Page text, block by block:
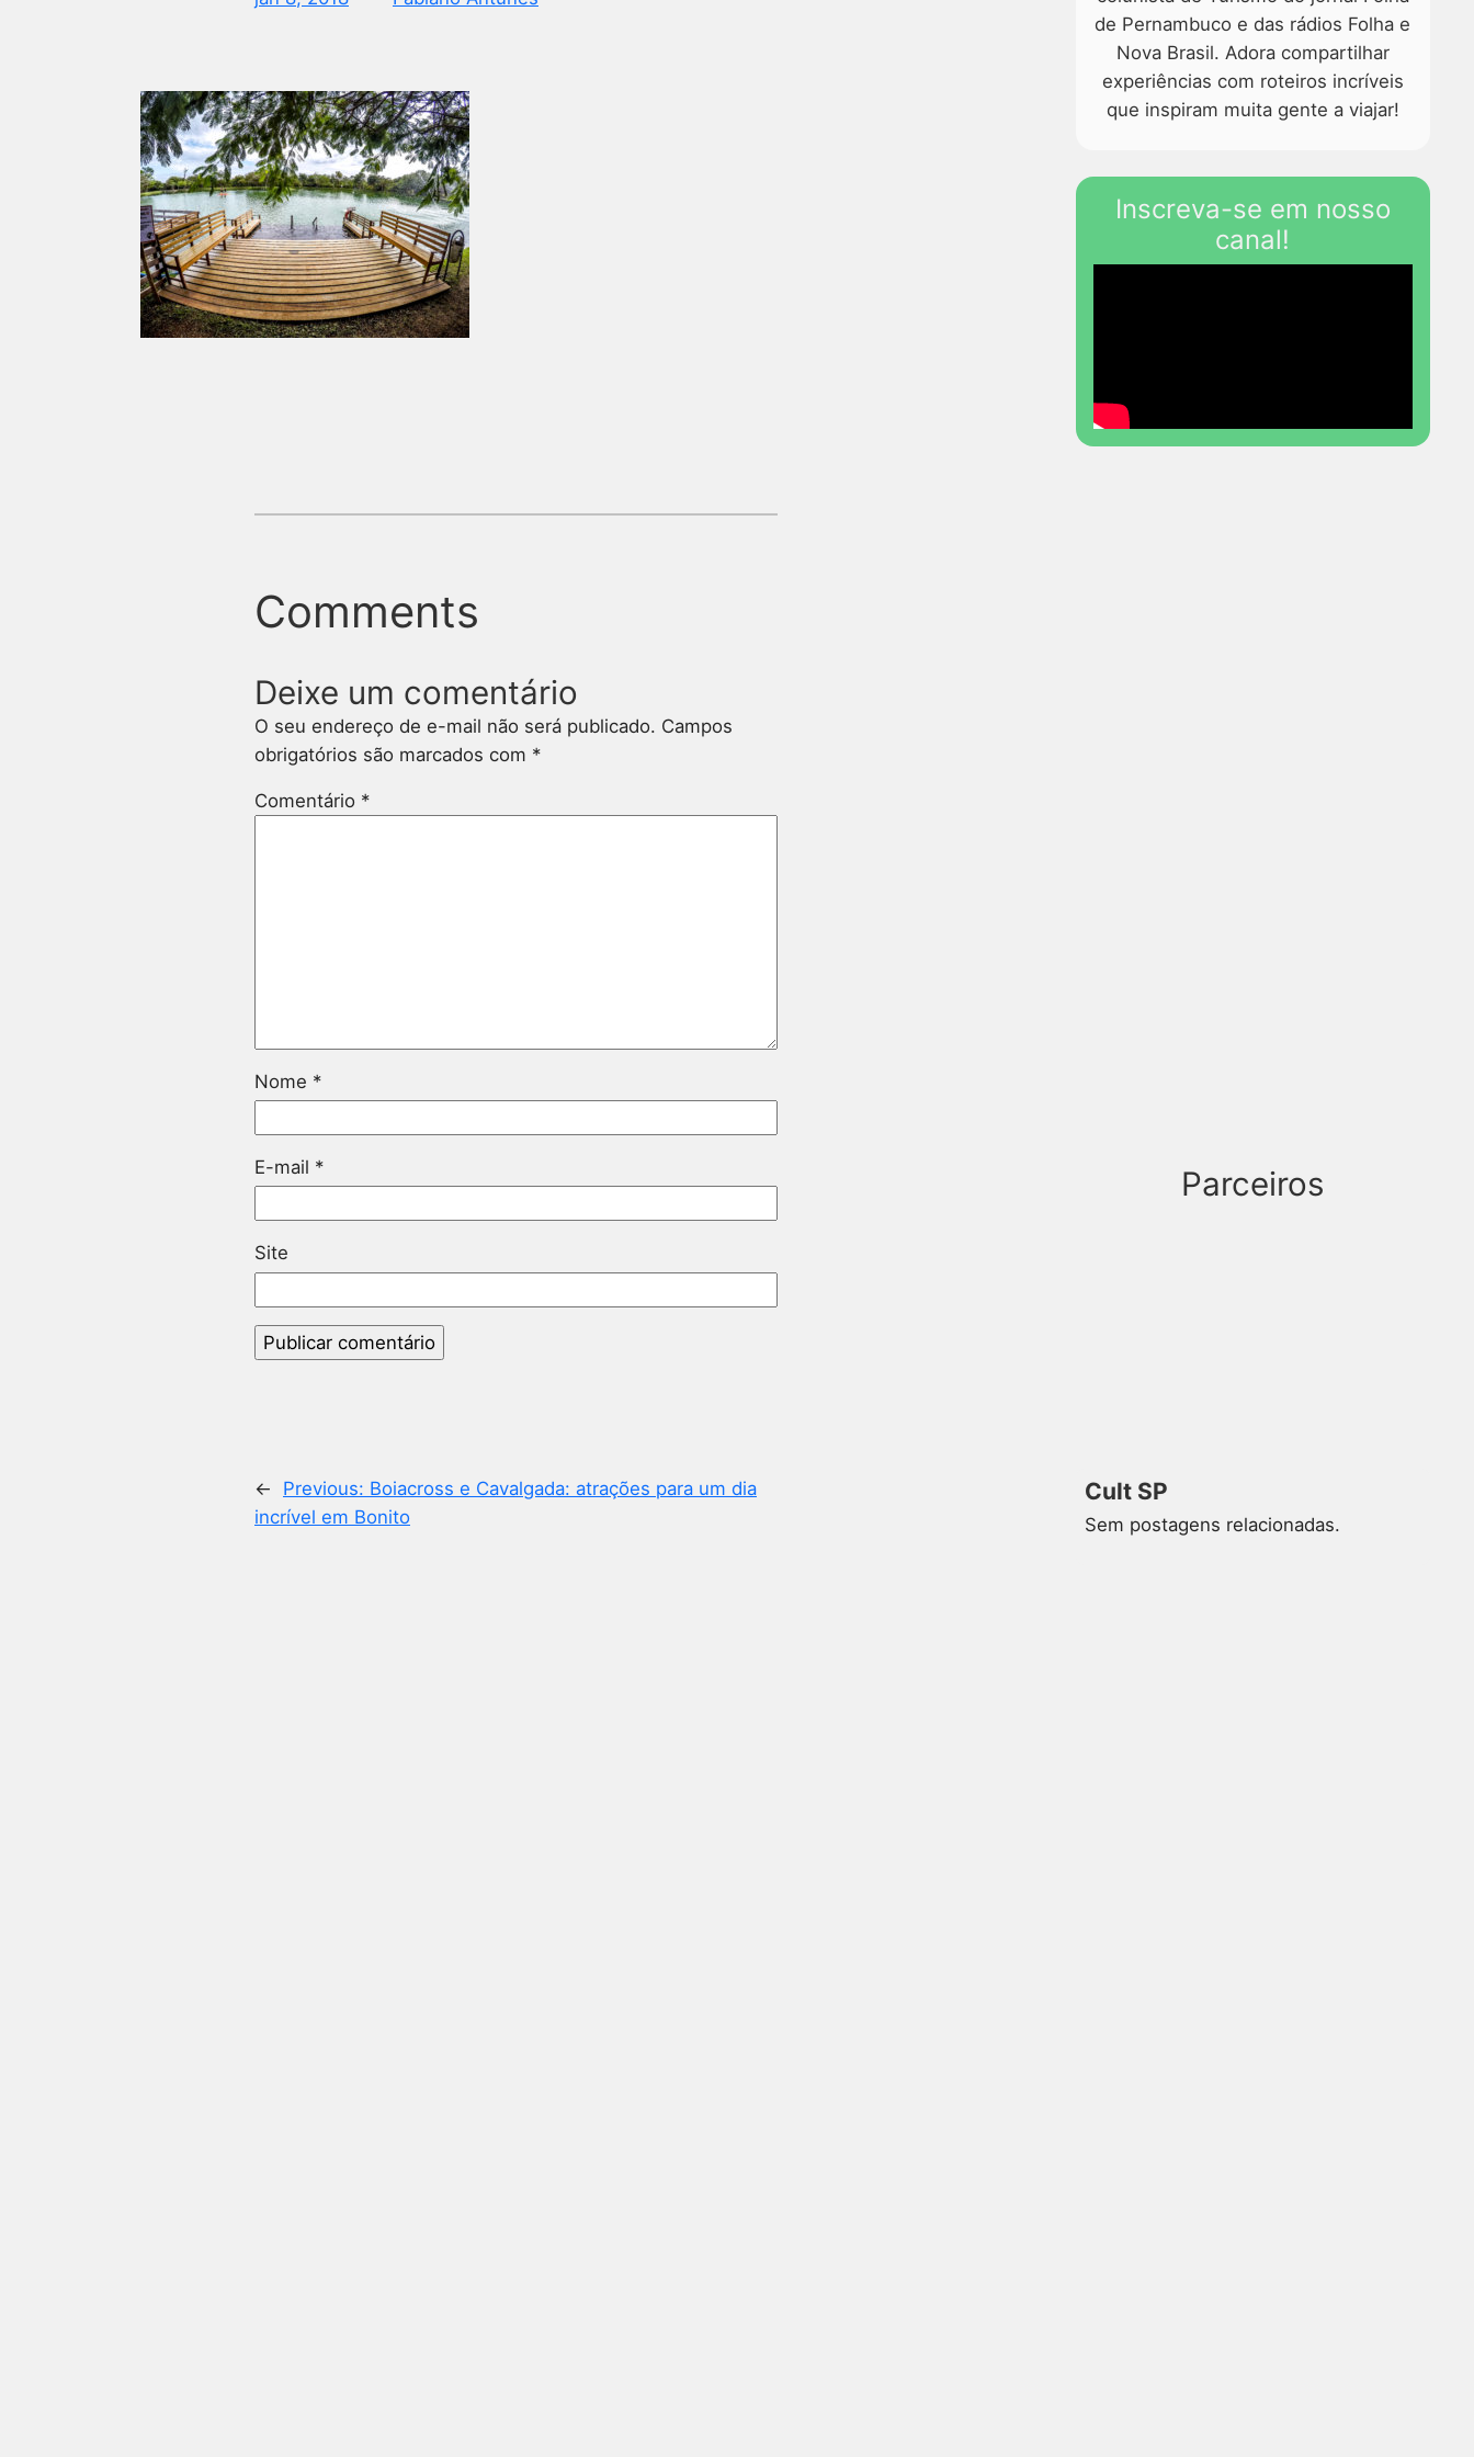
Comments
Deixe um comentário
O seu endereço de e-mail não será publicado. Campos
obrigatórios são marcados com *
Comentário *
Nome *
E-mail *
Site
← Previous: Boiacross e Cavalgada: atrações para um dia
incrível em Bonito
de Pernambuco e das rádios Folha e
Nova Brasil. Adora compartilhar
experiências com roteiros incríveis
que inspiram muita gente a viajar!
Inscreva-se em nosso
canal!
Parceiros
Cult SP
Sem postagens relacionadas.